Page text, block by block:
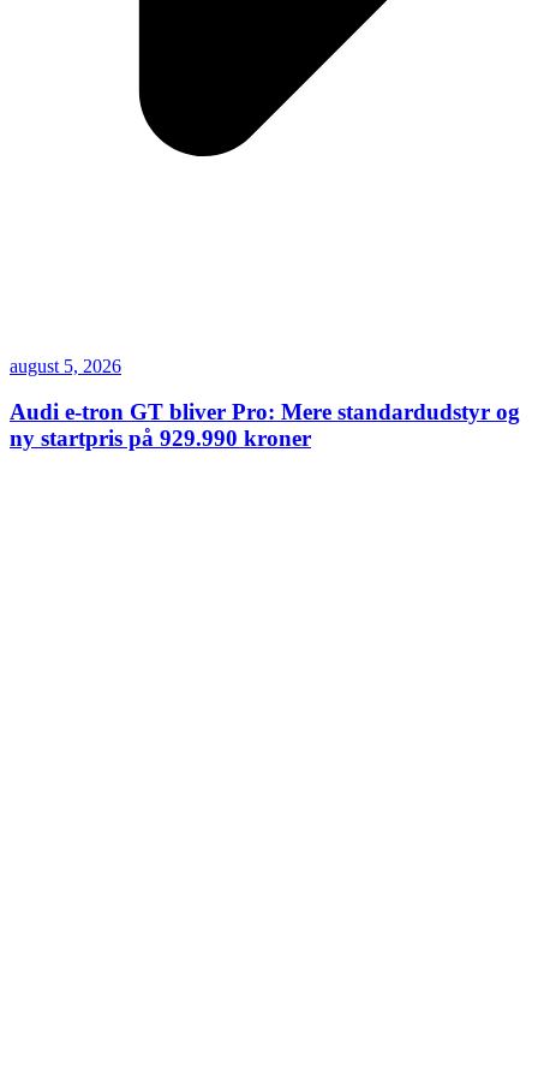
august 5, 2026
Audi e-tron GT bliver Pro: Mere standardudstyr og
ny startpris på 929.990 kroner